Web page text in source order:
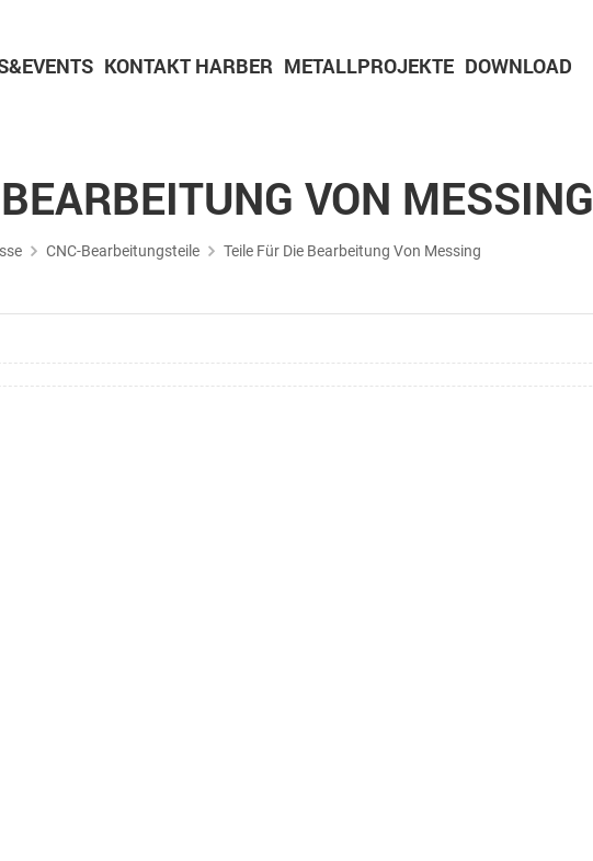
KONTAKT HARBER METALLPROJEKTE DOWNLOAD
VON MESSING
CNC-Bearbeitungsteile Teile Für Die Bearbeitung Von Messing